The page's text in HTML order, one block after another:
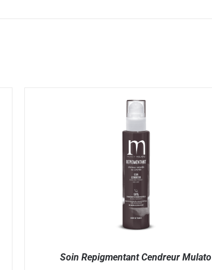
Soin Repigmentant Cendreur Mulato